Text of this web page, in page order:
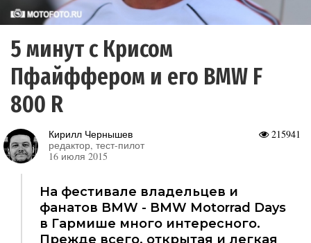
5 минут с Крисом
Пфайффером и его BMW F
800 R
215941
Кирилл Чернышев
редактор, тест-пилот
16 июля 2015
На фестивале владельцев и
фанатов BMW - BMW Motorrad Days
в Гармише много интересного.
Прежде всего, открытая и легкая